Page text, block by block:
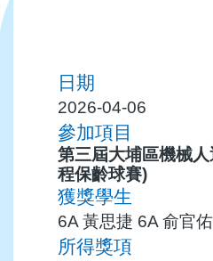
2026-04-06
第三屆大埔區機械
程保齡球賽)
6A 黃思捷 6A 俞官